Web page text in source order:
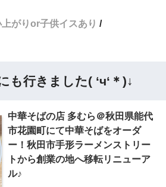
上がりor子供イスあり
行きました( ‘ч‘＊)↓
中華そばの店 多むら＠秋田県能代
市花園町にて中華そばをオーダ
ー！秋田市手形ラーメンストリー
トから創業の地へ移転リニューア
ル♪